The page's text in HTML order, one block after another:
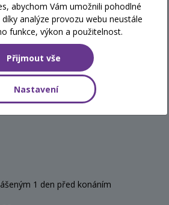
při zvládání
službách
1 den před konáním
abychom Vám umožnili pohodlné
analýze provozu webu neustále
funkce, výkon a použitelnost.
Přijmout vše
Nastavení